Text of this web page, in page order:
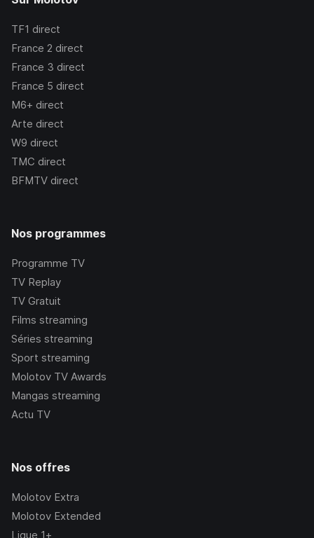
TF1 direct
France 2 direct
France 3 direct
France 5 direct
M6+ direct
Arte direct
W9 direct
TMC direct
BFMTV direct
Nos programmes
Programme TV
TV Replay
TV Gratuit
Films streaming
Séries streaming
Sport streaming
Molotov TV Awards
Mangas streaming
Actu TV
Nos offres
Molotov Extra
Molotov Extended
Ligue 1+